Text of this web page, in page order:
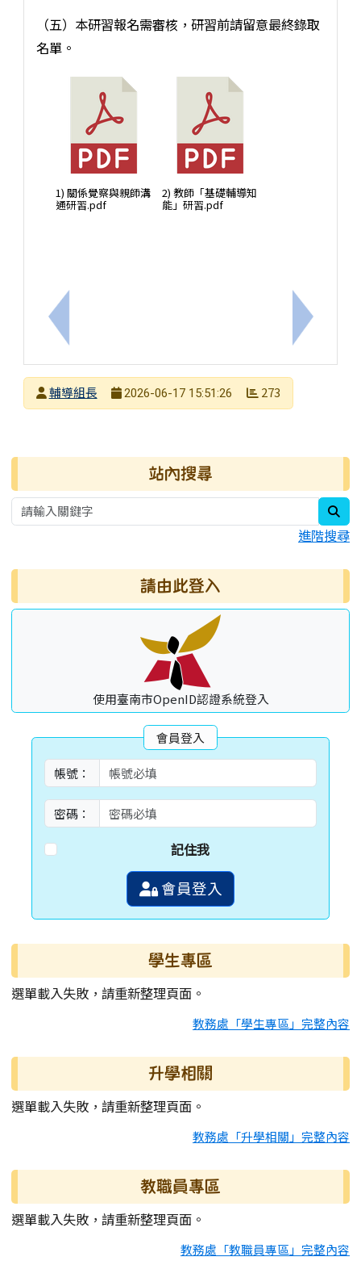
上一筆：請教師踴躍報名參加「生成未來的孩子：
（五）本研習報名需審核，研習前請留意最終錄取
名單。
1) 關係覺察與親師溝
通研習.pdf
2) 教師「基礎輔導知
能」研習.pdf
下一筆：
發布者
輔導組長
2026-06-17 15:51:26 273
右邊區域內容 站內搜尋
進階搜尋
請由此登入
使用臺南市OpenID認證系統登入
會員登入
帳號：
密碼：
記住我
會員登入
學生專區
選單載入失敗，請重新整理頁面。
教務處「學生專區」完整內容
升學相關
選單載入失敗，請重新整理頁面。
教務處「升學相關」完整內容
教職員專區
選單載入失敗，請重新整理頁面。
教務處「教職員專區」完整內容